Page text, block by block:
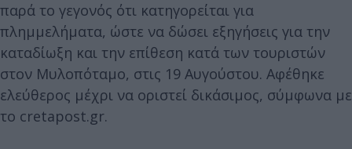
παρά το γεγονός ότι κατηγορείται για
πλημμελήματα, ώστε να δώσει εξηγήσεις για την
καταδίωξη και την επίθεση κατά των τουριστών
στον Μυλοπόταμο, στις 19 Αυγούστου. Αφέθηκε
ελεύθερος μέχρι να οριστεί δικάσιμος, σύμφωνα με
το cretapost.gr.